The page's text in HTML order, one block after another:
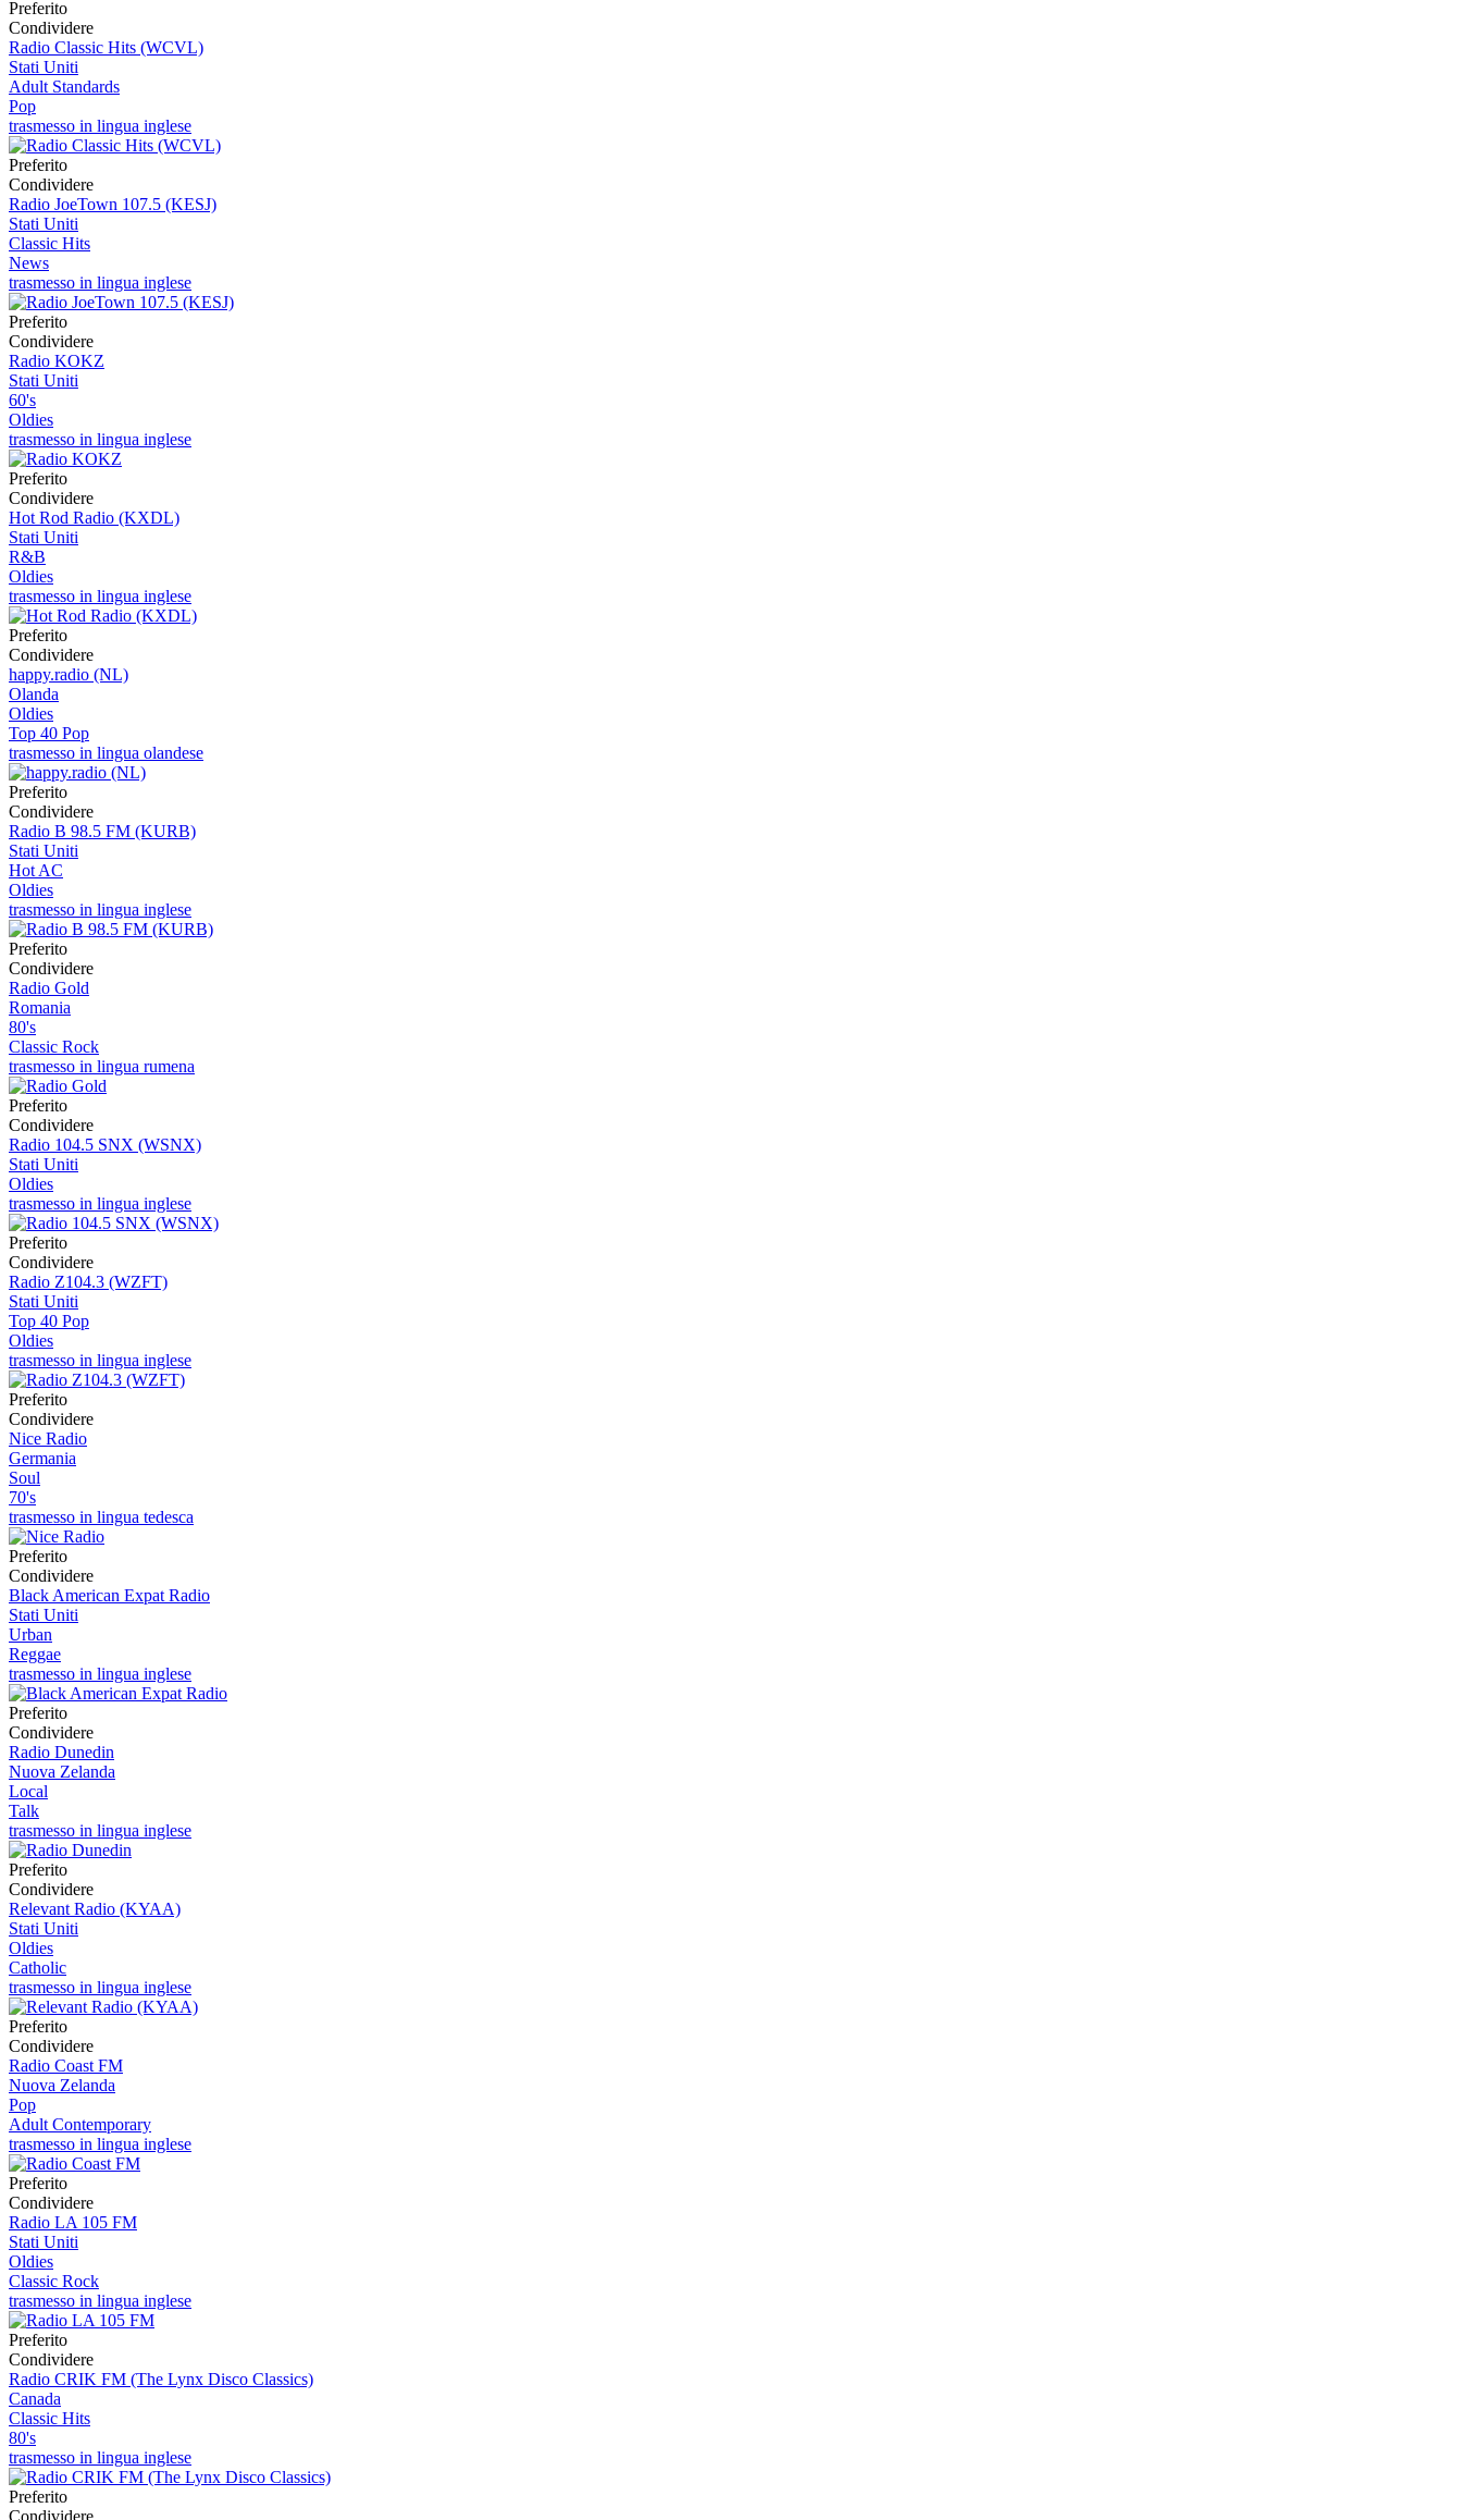
Preferito
Condividere
Radio Classic Hits (WCVL)
Stati Uniti
Adult Standards
Pop
trasmesso in lingua inglese
Preferito
Condividere
Radio JoeTown 107.5 (KESJ)
Stati Uniti
Classic Hits
News
trasmesso in lingua inglese
Preferito
Condividere
Radio KOKZ
Stati Uniti
60's
Oldies
trasmesso in lingua inglese
Preferito
Condividere
Hot Rod Radio (KXDL)
Stati Uniti
R&B
Oldies
trasmesso in lingua inglese
Preferito
Condividere
happy.radio (NL)
Olanda
Oldies
Top 40 Pop
trasmesso in lingua olandese
Preferito
Condividere
Radio B 98.5 FM (KURB)
Stati Uniti
Hot AC
Oldies
trasmesso in lingua inglese
Preferito
Condividere
Radio Gold
Romania
80's
Classic Rock
trasmesso in lingua rumena
Preferito
Condividere
Radio 104.5 SNX (WSNX)
Stati Uniti
Oldies
trasmesso in lingua inglese
Preferito
Condividere
Radio Z104.3 (WZFT)
Stati Uniti
Top 40 Pop
Oldies
trasmesso in lingua inglese
Preferito
Condividere
Nice Radio
Germania
Soul
70's
trasmesso in lingua tedesca
Preferito
Condividere
Black American Expat Radio
Stati Uniti
Urban
Reggae
trasmesso in lingua inglese
Preferito
Condividere
Radio Dunedin
Nuova Zelanda
Local
Talk
trasmesso in lingua inglese
Preferito
Condividere
Relevant Radio (KYAA)
Stati Uniti
Oldies
Catholic
trasmesso in lingua inglese
Preferito
Condividere
Radio Coast FM
Nuova Zelanda
Pop
Adult Contemporary
trasmesso in lingua inglese
Preferito
Condividere
Radio LA 105 FM
Stati Uniti
Oldies
Classic Rock
trasmesso in lingua inglese
Preferito
Condividere
Radio CRIK FM (The Lynx Disco Classics)
Canada
Classic Hits
80's
trasmesso in lingua inglese
Preferito
Condividere